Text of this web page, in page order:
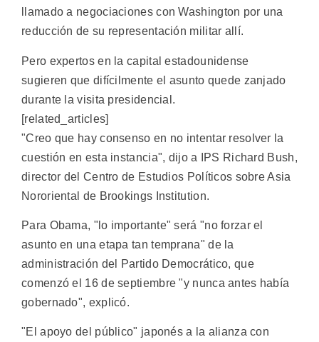
llamado a negociaciones con Washington por una
reducción de su representación militar allí.
Pero expertos en la capital estadounidense
sugieren que difícilmente el asunto quede zanjado
durante la visita presidencial.
[related_articles]
"Creo que hay consenso en no intentar resolver la
cuestión en esta instancia", dijo a IPS Richard Bush,
director del Centro de Estudios Políticos sobre Asia
Nororiental de Brookings Institution.
Para Obama, "lo importante" será "no forzar el
asunto en una etapa tan temprana" de la
administración del Partido Democrático, que
comenzó el 16 de septiembre "y nunca antes había
gobernado", explicó.
"El apoyo del público" japonés a la alianza con